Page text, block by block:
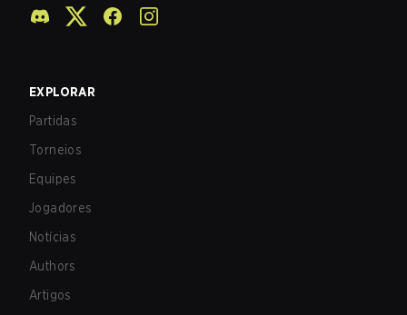
EXPLORAR
Partidas
Torneios
Equipes
Jogadores
Notícias
Authors
Artigos